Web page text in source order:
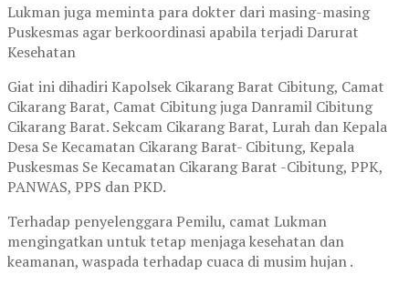
Lukman juga meminta para dokter dari masing-masing
Puskesmas agar berkoordinasi apabila terjadi Darurat
Kesehatan
Giat ini dihadiri Kapolsek Cikarang Barat Cibitung, Camat
Cikarang Barat, Camat Cibitung juga Danramil Cibitung
Cikarang Barat. Sekcam Cikarang Barat, Lurah dan Kepala
Desa Se Kecamatan Cikarang Barat- Cibitung, Kepala
Puskesmas Se Kecamatan Cikarang Barat -Cibitung, PPK,
PANWAS, PPS dan PKD.
Terhadap penyelenggara Pemilu, camat Lukman
mengingatkan untuk tetap menjaga kesehatan dan
keamanan, waspada terhadap cuaca di musim hujan .